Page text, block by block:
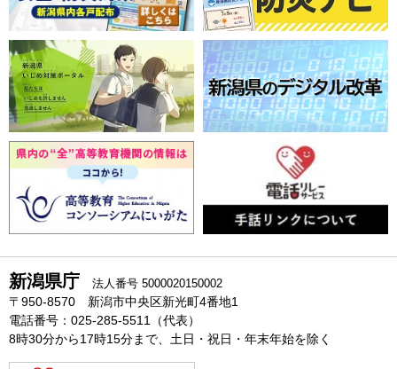
新潟県庁 法人番号 5000020150002
〒950-8570 新潟市中央区新光町4番地1
電話番号：025-285-5511（代表）
8時30分から17時15分まで、土日・祝日・年末年始を除く